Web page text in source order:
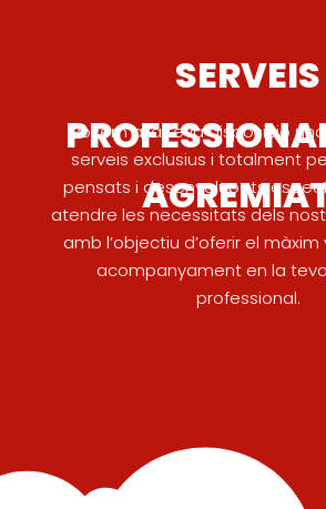
SERVEIS
Posem a la teva disposició
serveis exclusius i totalment
pensats i desenvolupats
atendre les necessitats dels
amb l’objectiu d’oferir el
acompanyament en la
professional.